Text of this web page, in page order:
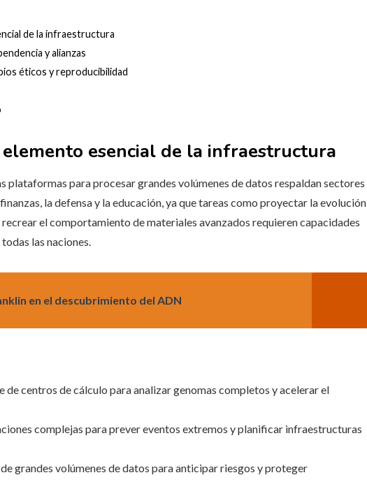
de la infraestructura
y alianzas
éticos y reproducibilidad
esencial de la infraestructura
plataformas para procesar grandes volúmenes de datos respaldan sectores
la defensa y la educación, ya que tareas como proyectar la evolución
el comportamiento de materiales avanzados requieren capacidades
las naciones.
en el descubrimiento del ADN
de centros de cálculo para analizar genomas completos y acelerar el
complejas para prever eventos extremos y planificar infraestructuras
grandes volúmenes de datos para anticipar riesgos y proteger